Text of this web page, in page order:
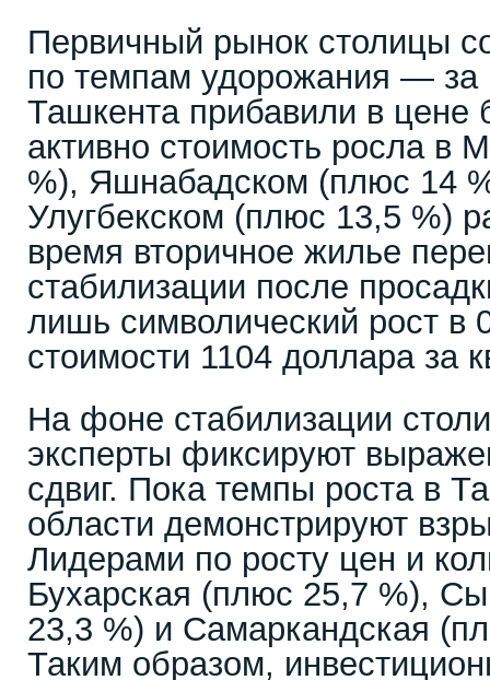
Первичный рынок столицы
по темпам удорожания — за
Ташкента прибавили в цене
активно стоимость росла в
%), Яшнабадском (плюс 14
Улугбекском (плюс 13,5 %)
время вторичное жилье
стабилизации после
лишь символический рост в
стоимости 1104 доллара за
На фоне стабилизации
эксперты фиксируют
сдвиг. Пока темпы роста в
области демонстрируют
Лидерами по росту цен и
Бухарская (плюс 25,7 %),
23,3 %) и Самаркандская
Таким образом,